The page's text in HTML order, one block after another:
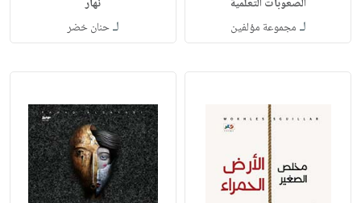
لـ مجموعة مؤلفين لـحنان خضر